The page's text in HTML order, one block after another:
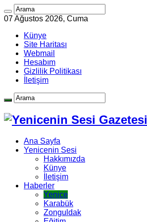
07 Ağustos 2026, Cuma
Künye
Site Haritası
Webmail
Hesabım
Gizlilik Politikası
İletişim
Ana Sayfa
Yenicenin Sesi
Hakkımızda
Künye
İletişim
Haberler
Yenice
Karabük
Zonguldak